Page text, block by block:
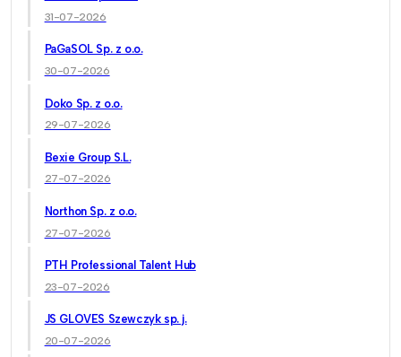
31-07-2026
PaGaSOL Sp. z o.o.
30-07-2026
Doko Sp. z o.o.
29-07-2026
Bexie Group S.L.
27-07-2026
Northon Sp. z o.o.
27-07-2026
PTH Professional Talent Hub
23-07-2026
JS GLOVES Szewczyk sp. j.
20-07-2026